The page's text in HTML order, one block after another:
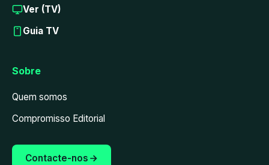
Ver (TV)
Guia TV
Sobre
Quem somos
Compromisso Editorial
Contacte-nos